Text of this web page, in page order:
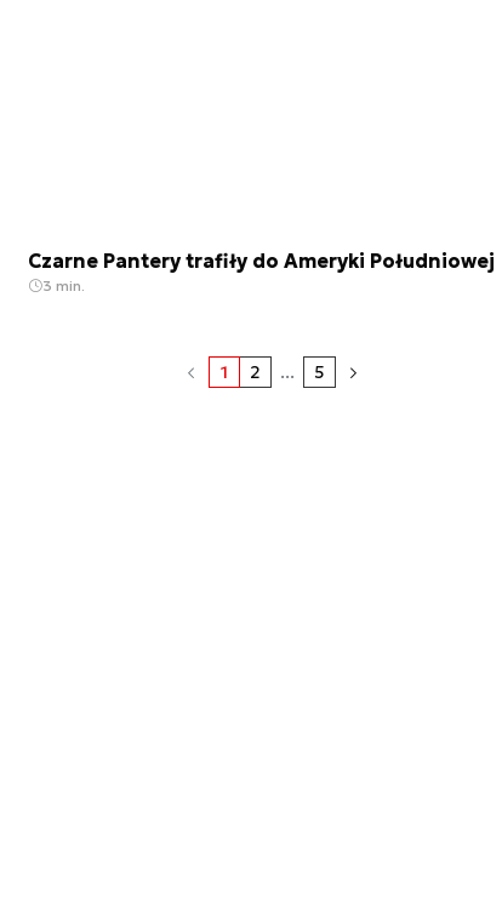
Czarne Pantery trafiły do Ameryki Południowej
3 min.
1 2 ... 5